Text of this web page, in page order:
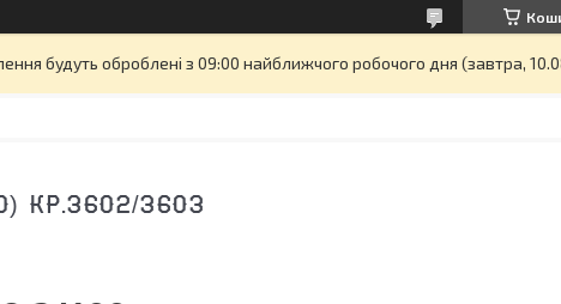
будуть оброблені з 09:00 найближчого робочого дня (завтра,
КР.3602/3603